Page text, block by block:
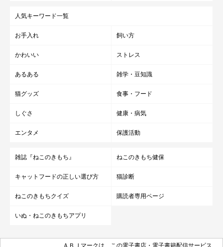
人気キーワード一覧
お手入れ 飼い方
かわいい ストレス
あるある 雑学・豆知識
猫グッズ 食事・フード
しぐさ 健康・病気
エンタメ 保護活動
雑誌『ねこのきもち』 ねこのきもち健保
キャットフードの正しい選び方 猫診断
ねこのきもちクイズ 購読者専用ページ
いぬ・ねこのきもちアプリ
ＡＢＪマークは、この電子書店・電子書籍配信サービス